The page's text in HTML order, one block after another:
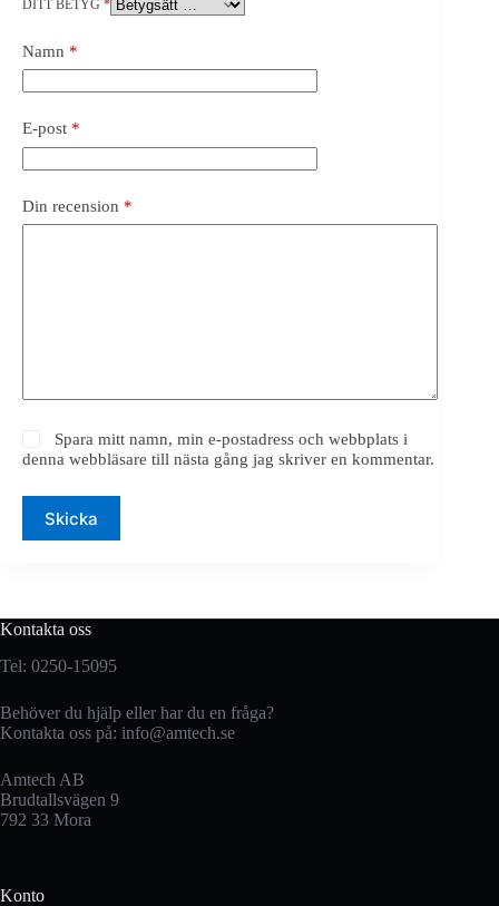
DITT BETYG *
Namn *
E-post *
Din recension *
Spara mitt namn, min e-postadress och webbplats i
denna webbläsare till nästa gång jag skriver en kommentar.
Skicka
Kontakta oss
Tel: 0250-15095
Behöver du hjälp eller har du en fråga?
Kontakta oss på: info@amtech.se
Amtech AB
Brudtallsvägen 9
792 33 Mora
Konto